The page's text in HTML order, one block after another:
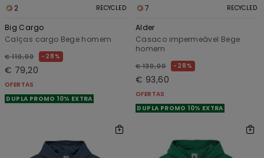
2 RECYCLED
Big Cargo
Calças cargo Bege homem
€ 110,00 28%
€ 79,20
OFERTAS
DUPLA PROMO 10% EXTRA
7 RECYCLED
Alder
Casaco impermeável Bege
homem
€ 130,00 28%
€ 93,60
OFERTAS
DUPLA PROMO 10% EXTRA